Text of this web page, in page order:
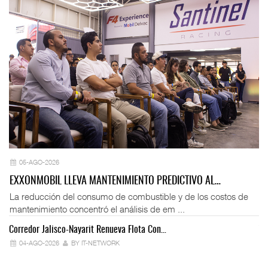
05-AGO-2026
EXXONMOBIL LLEVA MANTENIMIENTO PREDICTIVO AL…
La reducción del consumo de combustible y de los costos de
mantenimiento concentró el análisis de em ...
Corredor Jalisco-Nayarit Renueva Flota Con…
04-AGO-2026 BY IT-NETWORK